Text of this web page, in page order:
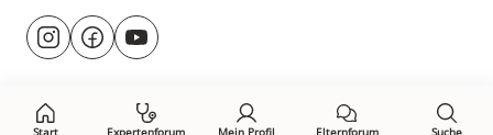
Start Expertenforum Mein Profil Elternforum Suche
Besuche
uns@rund.ums.baby
facebook.com/rundumsbaby.de
youtube.com/@rundumsbaby_